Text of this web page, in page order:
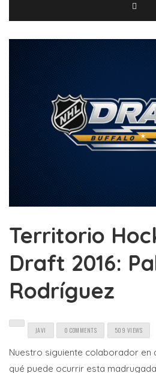
Territorio
Draft 2016:
Rodríguez
JAVI 0 COMMENTS 509 VIEWS
Nuestro siguiente colaborador
qué puede ocurrir esta